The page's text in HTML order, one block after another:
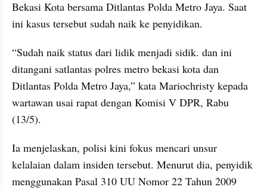
Bekasi Kota bersama Ditlantas Polda Metro Jaya. Saat
ini kasus tersebut sudah naik ke penyidikan.
“Sudah naik status dari lidik menjadi sidik. dan ini
ditangani satlantas polres metro bekasi kota dan
Ditlantas Polda Metro Jaya,” kata Mariochristy kepada
wartawan usai rapat dengan Komisi V DPR, Rabu
(13/5).
Ia menjelaskan, polisi kini fokus mencari unsur
kelalaian dalam insiden tersebut. Menurut dia, penyidik
menggunakan Pasal 310 UU Nomor 22 Tahun 2009